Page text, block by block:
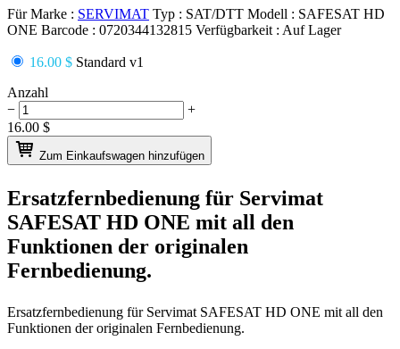
Für Marke : SERVIMAT Typ : SAT/DTT Modell : SAFESAT HD
ONE Barcode : 0720344132815 Verfügbarkeit : Auf Lager
16.00 $ Standard v1
Anzahl
−
+
16.00 $
Zum Einkaufswagen hinzufügen
Ersatzfernbedienung für Servimat
SAFESAT HD ONE mit all den
Funktionen der originalen
Fernbedienung.
Ersatzfernbedienung fürServimat SAFESAT HD ONE mit all den
Funktionen der originalen Fernbedienung.